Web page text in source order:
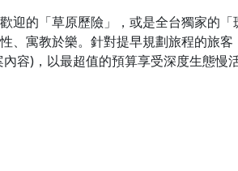
迎的「草原歷險」，或是全台獨家的
、寓教於樂。針對提早規劃旅程的旅
容)，以最超值的預算享受深度生態慢